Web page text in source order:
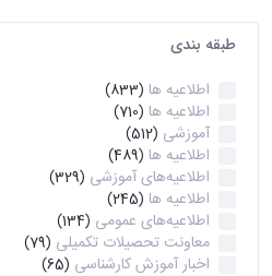
طبقه بندی
اطلاعیه ها (833)
اطلاعیه ها (710)
آموزشی (512)
اطلاعیه ها (489)
اطلاعیه‌های‌ آموزشی (329)
اطلاعیه ها (245)
اطلاعیه‌های عمومی (134)
معاونت تحصیلات تکمیلی (79)
اخبار آموزش کارشناسی (65)